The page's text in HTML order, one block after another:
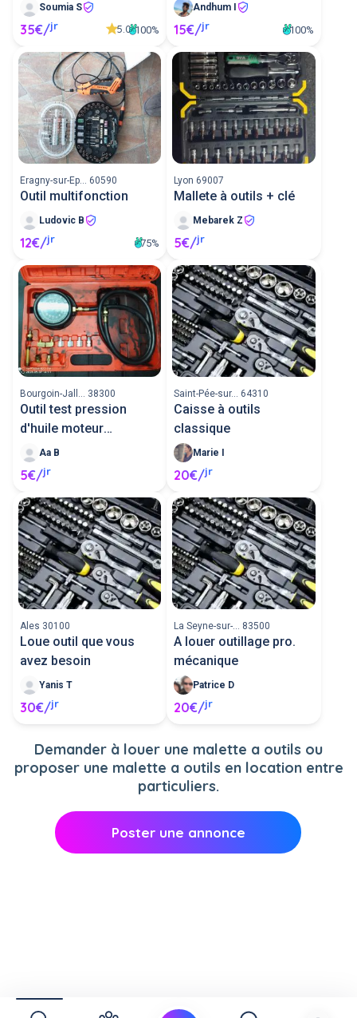
Soumia S
35€/jr 5.0 100%
Andhum I
15€/jr 100%
Eragny-sur-Ep... 60590
Outil multifonction
Ludovic B
12€/jr 75%
Lyon 69007
Mallete à outils + clé
Mebarek Z
5€/jr
Bourgoin-Jall... 38300
Outil test pression
d'huile moteur
thermique
Aa B
5€/jr
Saint-Pée-sur... 64310
Caisse à outils
classique
Marie I
20€/jr
Ales 30100
Loue outil que vous
avez besoin
Yanis T
30€/jr
La Seyne-sur-... 83500
A louer outillage pro.
mécanique
Patrice D
20€/jr
Demander à louer une malette a outils ou
proposer une malette a outils en location entre
particuliers.
Poster une annonce